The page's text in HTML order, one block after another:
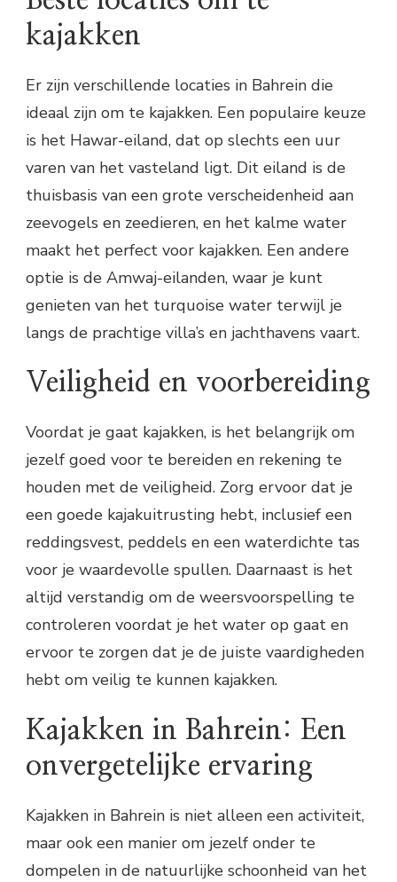
kajakken
Er zijn verschillende locaties in Bahrein die
ideaal zijn om te kajakken. Een populaire keuze
is het Hawar-eiland, dat op slechts een uur
varen van het vasteland ligt. Dit eiland is de
thuisbasis van een grote verscheidenheid aan
zeevogels en zeedieren, en het kalme water
maakt het perfect voor kajakken. Een andere
optie is de Amwaj-eilanden, waar je kunt
genieten van het turquoise water terwijl je
langs de prachtige villa’s en jachthavens vaart.
Veiligheid en voorbereiding
Voordat je gaat kajakken, is het belangrijk om
jezelf goed voor te bereiden en rekening te
houden met de veiligheid. Zorg ervoor dat je
een goede kajakuitrusting hebt, inclusief een
reddingsvest, peddels en een waterdichte tas
voor je waardevolle spullen. Daarnaast is het
altijd verstandig om de weersvoorspelling te
controleren voordat je het water op gaat en
ervoor te zorgen dat je de juiste vaardigheden
hebt om veilig te kunnen kajakken.
Kajakken in Bahrein: Een
onvergetelijke ervaring
Kajakken in Bahrein is niet alleen een activiteit,
maar ook een manier om jezelf onder te
dompelen in de natuurlijke schoonheid van het